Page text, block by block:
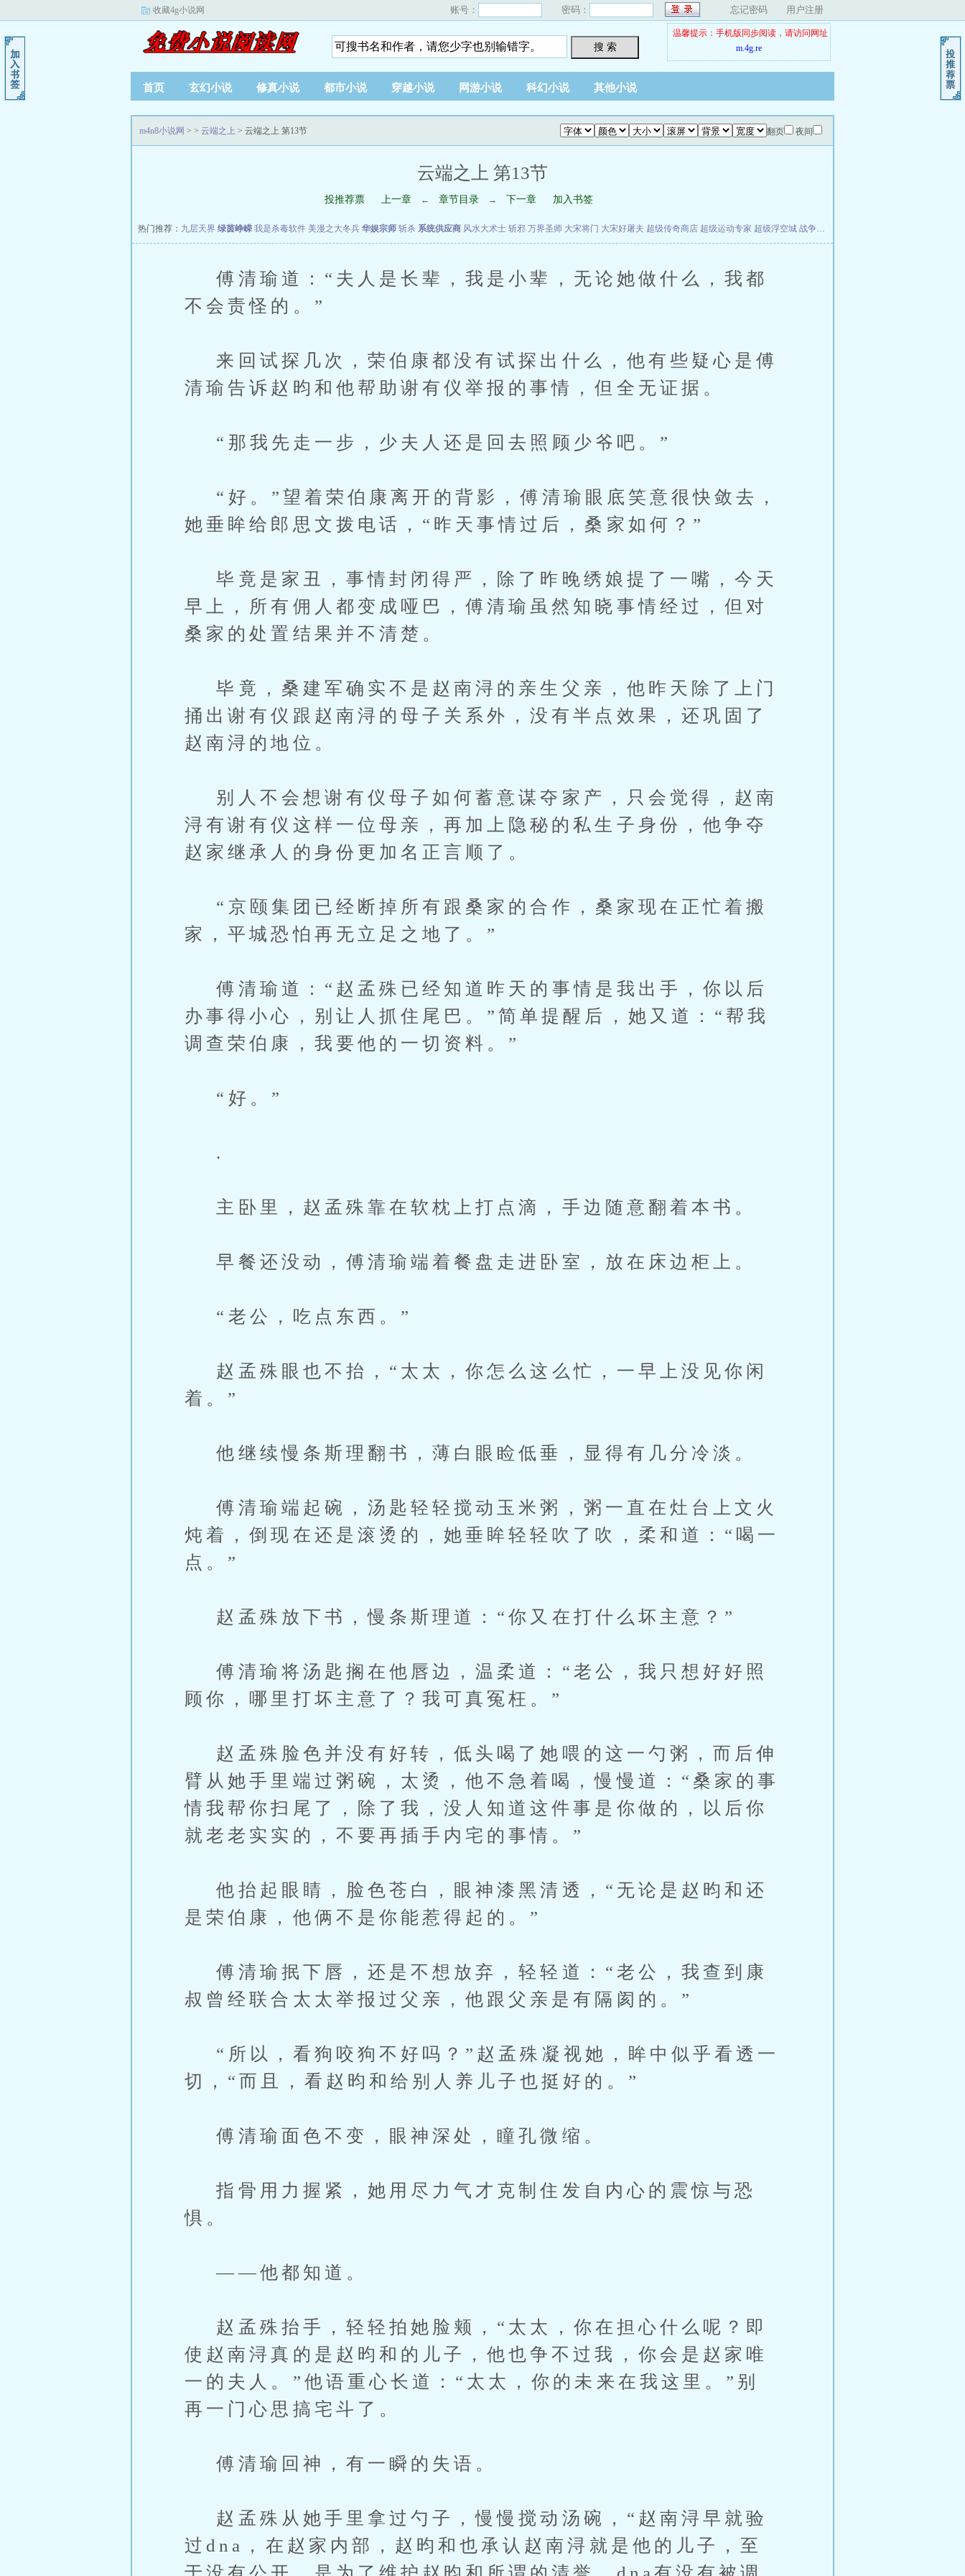
收藏4g小说网 账号： 密码： 忘记密码 用户注册
搜 索
温馨提示：手机版同步阅读，请访问网址
m.4g.re
首页 玄幻小说 修真小说 都市小说 穿越小说 网游小说 科幻小说 其他小说
翻页 夜间
m4n8小说网 > > 云端之上 > 云端之上 第13节
云端之上 第13节
投推荐票 上一章 ← 章节目录 → 下一章 加入书签
热门推荐： 九层天界 绿茵峥嵘 我是杀毒软件 美漫之大冬兵 华娱宗师 斩杀 系统供应商 风水大术士 斩邪 万界圣师 大宋将门 大宋好屠夫 超级传奇商店 超级运动专家 超级浮空城 战争天堂
傅清瑜道：“夫人是长辈，我是小辈，无论她做什么，我都
不会责怪的。”
来回试探几次，荣伯康都没有试探出什么，他有些疑心是傅
清瑜告诉赵昀和他帮助谢有仪举报的事情，但全无证据。
“那我先走一步，少夫人还是回去照顾少爷吧。”
“好。”望着荣伯康离开的背影，傅清瑜眼底笑意很快敛去，
她垂眸给郎思文拨电话，“昨天事情过后，桑家如何？”
毕竟是家丑，事情封闭得严，除了昨晚绣娘提了一嘴，今天
早上，所有佣人都变成哑巴，傅清瑜虽然知晓事情经过，但对
桑家的处置结果并不清楚。
毕竟，桑建军确实不是赵南浔的亲生父亲，他昨天除了上门
捅出谢有仪跟赵南浔的母子关系外，没有半点效果，还巩固了
赵南浔的地位。
别人不会想谢有仪母子如何蓄意谋夺家产，只会觉得，赵南
浔有谢有仪这样一位母亲，再加上隐秘的私生子身份，他争夺
赵家继承人的身份更加名正言顺了。
“京颐集团已经断掉所有跟桑家的合作，桑家现在正忙着搬
家，平城恐怕再无立足之地了。”
傅清瑜道：“赵孟殊已经知道昨天的事情是我出手，你以后
办事得小心，别让人抓住尾巴。”简单提醒后，她又道：“帮我
调查荣伯康，我要他的一切资料。”
“好。”
.
主卧里，赵孟殊靠在软枕上打点滴，手边随意翻着本书。
早餐还没动，傅清瑜端着餐盘走进卧室，放在床边柜上。
“老公，吃点东西。”
赵孟殊眼也不抬，“太太，你怎么这么忙，一早上没见你闲
着。”
他继续慢条斯理翻书，薄白眼睑低垂，显得有几分冷淡。
傅清瑜端起碗，汤匙轻轻搅动玉米粥，粥一直在灶台上文火
炖着，倒现在还是滚烫的，她垂眸轻轻吹了吹，柔和道：“喝一
点。”
赵孟殊放下书，慢条斯理道：“你又在打什么坏主意？”
傅清瑜将汤匙搁在他唇边，温柔道：“老公，我只想好好照
顾你，哪里打坏主意了？我可真冤枉。”
赵孟殊脸色并没有好转，低头喝了她喂的这一勺粥，而后伸
臂从她手里端过粥碗，太烫，他不急着喝，慢慢道：“桑家的事
情我帮你扫尾了，除了我，没人知道这件事是你做的，以后你
就老老实实的，不要再插手内宅的事情。”
他抬起眼睛，脸色苍白，眼神漆黑清透，“无论是赵昀和还
是荣伯康，他俩不是你能惹得起的。”
傅清瑜抿下唇，还是不想放弃，轻轻道：“老公，我查到康
叔曾经联合太太举报过父亲，他跟父亲是有隔阂的。”
“所以，看狗咬狗不好吗？”赵孟殊凝视她，眸中似乎看透一
切，“而且，看赵昀和给别人养儿子也挺好的。”
傅清瑜面色不变，眼神深处，瞳孔微缩。
指骨用力握紧，她用尽力气才克制住发自内心的震惊与恐
惧。
——他都知道。
赵孟殊抬手，轻轻拍她脸颊，“太太，你在担心什么呢？即
使赵南浔真的是赵昀和的儿子，他也争不过我，你会是赵家唯
一的夫人。”他语重心长道：“太太，你的未来在我这里。”别
再一门心思搞宅斗了。
傅清瑜回神，有一瞬的失语。
赵孟殊从她手里拿过勺子，慢慢搅动汤碗，“赵南浔早就验
过dna，在赵家内部，赵昀和也承认赵南浔就是他的儿子，至